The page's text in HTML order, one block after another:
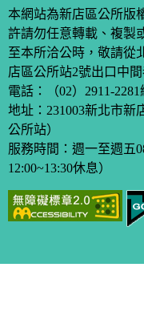
本網站為新店區公所版
許請勿任意轉載、複製
至本所洽公時，敬請從
店區公所站2號出口中
電話：
（02）2911-2281
地址：231003新北市新
公所站）
服務時間：週一至週五
12:00~13:30休息）